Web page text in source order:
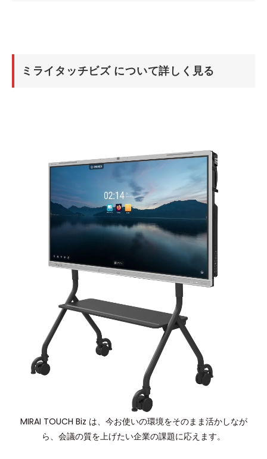
ミライタッチビズ について詳しく見る
MIRAI TOUCH Biz は、今お使いの環境をそのまま活かしなが
ら、会議の質を上げたい企業の課題に応えます。